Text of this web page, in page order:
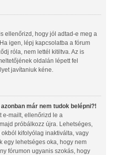
ellenőrizd, hogy jól adtad-e meg a
igen, lépj kapcsolatba a fórum
róla, nem lettél kitiltva. Az is
oldalán lépett fel
javítaniuk kéne.
már nem tudok belépni?!
e-mailt, ellenőrizd le a
próbálkozz újra. Lehetséges,
kifolyólag inaktiválta, vagy
egy lehetséges oka, hogy nem
fórumon ugyanis szokás, hogy